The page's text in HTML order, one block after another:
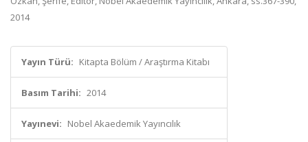
2014
Yayın Türü: Kitapta Bölüm / Araştırma Kitabı
Basım Tarihi: 2014
Yayınevi: Nobel Akaedemik Yayıncılık